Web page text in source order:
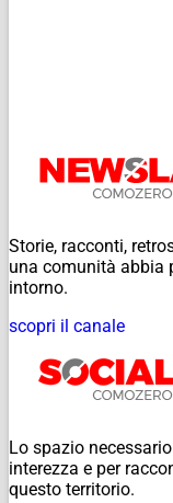
Storie, racconti,
una comunità abbia
intorno.
scopri il canale
Lo spazio
interezza e per
questo territorio.